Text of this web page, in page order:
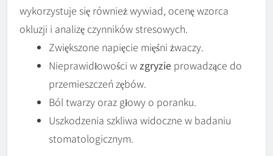
wykorzystuje się również wywiad, ocenę wzorca
okluzji i analizę czynników stresowych.
Zwiększone napięcie mięśni żwaczy.
Nieprawidłowości w zgryzie prowadzące do
przemieszczeń zębów.
Ból twarzy oraz głowy o poranku.
Uszkodzenia szkliwa widoczne w badaniu
stomatologicznym.